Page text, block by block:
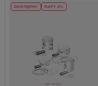
DOSTĘPNY RATY 0%